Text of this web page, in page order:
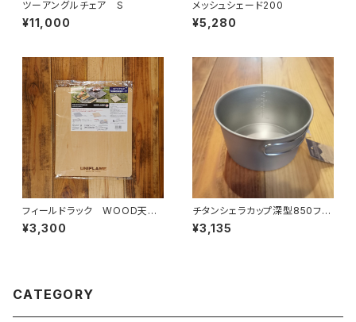
ツーアングルチェア S
¥11,000
メッシュシェード200
¥5,280
フィールドラック WOOD天
板 ハーフ
¥3,300
チタンシェラカップ深型850フォ
ールドハンドル(メモリ付)
¥3,135
CATEGORY